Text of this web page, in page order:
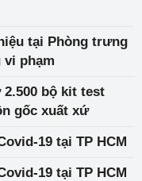
tại Phòng trưng
vi phạm
2.500 bộ kit test
gốc xuất xứ
19 tại TP HCM
19 tại TP HCM